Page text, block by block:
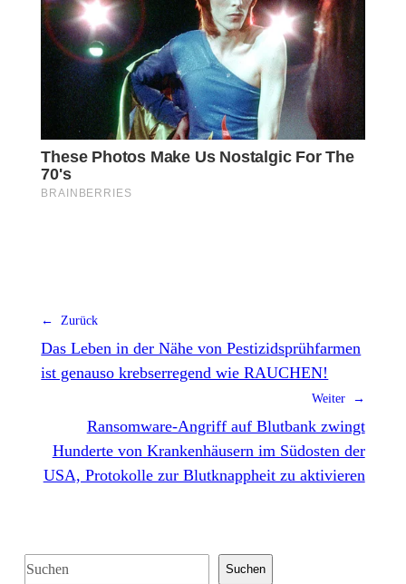
← Zurück
Das Leben in der Nähe von Pestizidsprühfarmen
ist genauso krebserregend wie RAUCHEN!
Weiter →
Ransomware-Angriff auf Blutbank zwingt
Hunderte von Krankenhäusern im Südosten der
USA, Protokolle zur Blutknappheit zu aktivieren
S
Suchen